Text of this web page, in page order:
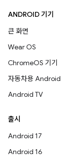
ANDROID 기기
큰 화면
Wear OS
ChromeOS 기기
자동차용 Android
Android TV
출시
Android 17
Android 16